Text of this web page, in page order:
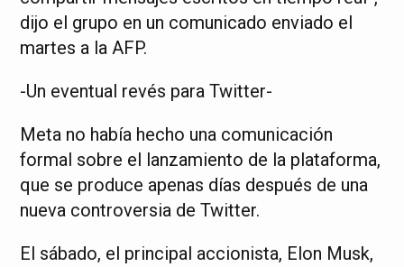
dijo el grupo en un comunicado enviado el
martes a la AFP.
-Un eventual revés para Twitter-
Meta no había hecho una comunicación
formal sobre el lanzamiento de la plataforma,
que se produce apenas días después de una
nueva controversia de Twitter.
El sábado, el principal accionista, Elon Musk,